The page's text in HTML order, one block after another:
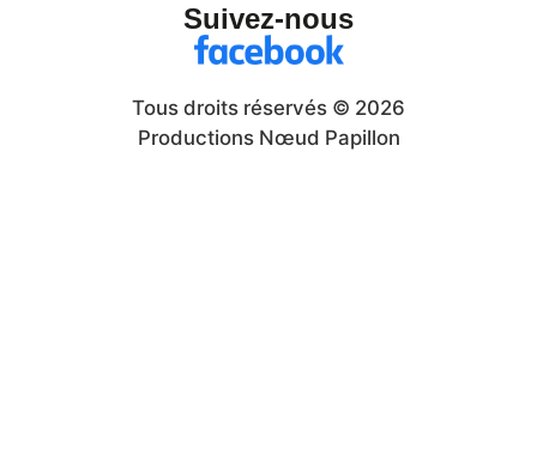
Suivez-nous
Tous droits réservés © 2026
Productions Nœud Papillon